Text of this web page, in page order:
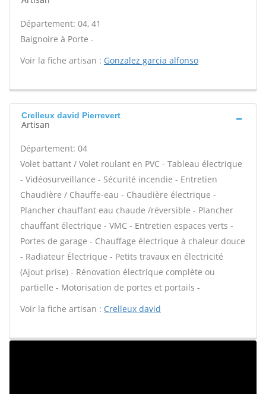
Département: 04, 41
Baignoire à Porte -
Voir la fiche artisan : Gonzalez garcia alfonso
Crelleux david Pierrevert
Artisan
Département: 04
Volet battant / Volet roulant en PVC - Tableau électrique
- Vidéosurveillance - Sécurité incendie - Entretien
Chaudière / Chauffe-eau - Chaudière électrique -
Plancher chauffant eau chaude /réversible - Plancher
chauffant électrique - VMC - Entretien espaces verts -
Portes de garage - Chauffage électrique à chaleur douce
- Radiateur Électrique - Petits travaux en électricité
(Ajout prise) - Rénovation électrique complète ou
partielle - Motorisation de portes et portails -
Voir la fiche artisan : Crelleux david